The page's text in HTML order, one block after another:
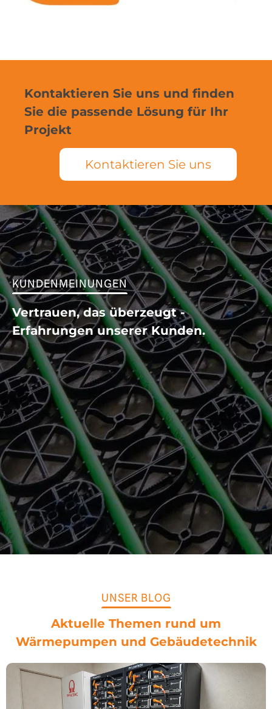
Kontaktieren Sie uns und finden
Sie die passende Lösung für Ihr
Projekt
Kontaktieren Sie uns
KUNDENMEINUNGEN
Vertrauen, das überzeugt -
Erfahrungen unserer Kunden.
UNSER BLOG
Aktuelle Themen rund um
Wärmepumpen und Gebäudetechnik